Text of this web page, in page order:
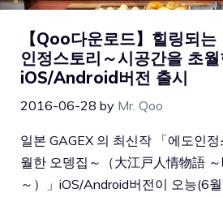
【Qoo다운로드】힐링되
인정스토리～시공간을 초월
iOS/Android버전 출시
2016-06-28 by Mr. Qoo
일본 GAGEX 의 최신작 「에도인
월한 오뎅집～（大江戸人情物語
～）」iOS/Android버전이 오능(6